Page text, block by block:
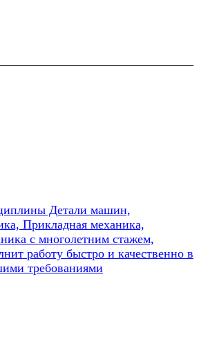
Детали машин,
Прикладная механика,
с многолетним стажем,
работу быстро и качественно в
требованиями